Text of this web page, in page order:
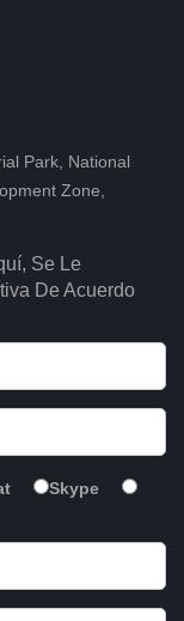
Park, National
Zone,
Se Le
De Acuerdo
Skype